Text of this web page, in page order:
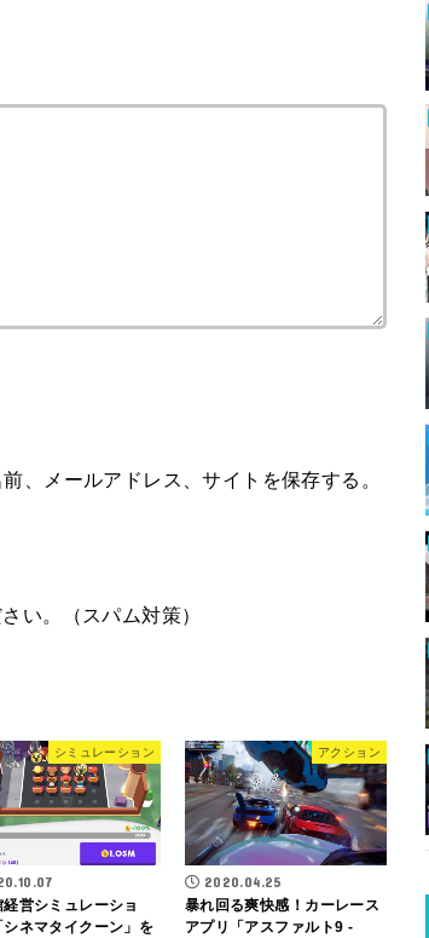
、メールアドレス、サイトを保存する。
い。（スパム対策）
シミュレーション
営シミュレーショ
シネマタイクーン」を
アクション
2020.04.25
暴れ回る爽快感！カーレース
アプリ「アスファルト9 -